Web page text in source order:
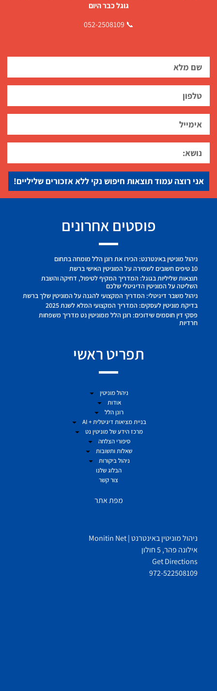
גוגל כבר היום
📞 052-2508109
אני רוצה עמוד תוצאות חיפוש נקי ללא אזכורים שליליים!
פוסטים אחרונים
ניהול מוניטין באינטרנט: הכירו את רונן הלל מומחה בתחום
10 טיפים חשובים לשמירה על המוניטין האישי ברשת
תוצאות שליליות בגוגל: המדריך המקיף לטיפול, דחיקה והשבת
השליטה על המוניטין הדיגיטלי שלכם
ניהול משבר דיגיטלי: המדריך המקצועי להגנה על המוניטין שלך ברשת
בדיקת מוניטין לעסקים: המדריך המקצועי המלא לשנת 2025
פסקי דין חוסמים שידוכים: רונן הלל ממוניטין נט מדריך משפחות
חרדיות
תפריט ראשי
ניהול מוניטין
אודות
רונן הלל
בניית מציאות דיגיטלית + AI
מרכז הידע של מוניטין נט
סיפורי הצלחה
שאלות ותשובות
ניהול ביקורות
הבלוג שלנו
צור קשר
מפת אתר
ניהול מוניטין באינטרנט | Monitin Net
אילונה פהר, 5 חולון
Get Directions
972-522508109